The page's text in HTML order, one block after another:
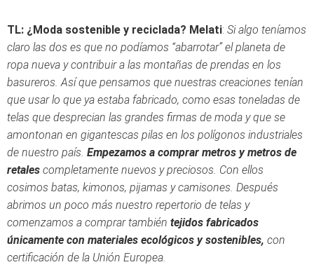
TL: ¿Moda sostenible y reciclada? Melati: Si algo teníamos
claro las dos es que no podíamos “abarrotar” el planeta de
ropa nueva y contribuir a las montañas de prendas en los
basureros. Así que pensamos que nuestras creaciones tenían
que usar lo que ya estaba fabricado, como esas toneladas de
telas que desprecian las grandes firmas de moda y que se
amontonan en gigantescas pilas en los polígonos industriales
de nuestro país. Empezamos a comprar metros y metros de
retales completamente nuevos y preciosos. Con ellos
cosimos batas, kimonos, pijamas y camisones. Después
abrimos un poco más nuestro repertorio de telas y
comenzamos a comprar también tejidos fabricados
únicamente con materiales ecológicos y sostenibles, con
certificación de la Unión Europea.